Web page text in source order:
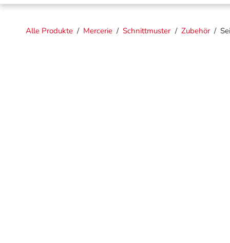
Alle Produkte / Mercerie / Schnittmuster / Zubehör /